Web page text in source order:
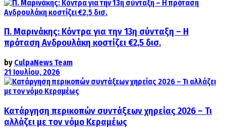
Π. Μαρινάκης: Κόντρα για την 13η σύνταξη – Η
πρόταση Ανδρουλάκη κοστίζει €2,5 δισ.
by CulpaNews Team
21 Ιουλίου, 2026
Κατάργηση περικοπών συντάξεων χηρείας 2026 – Τι
αλλάζει με τον νόμο Κεραμέως